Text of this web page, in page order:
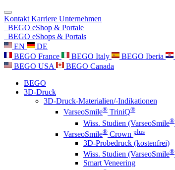
Kontakt Karriere Unternehmen
BEGO eShop & Portale
BEGO eShops & Portals
EN
DE
BEGO France
BEGO Italy BEGO Iberia
BEGO USA
BEGO Canada
BEGO
3D-Druck
3D-Druck-Materialien/-Indikationen
VarseoSmile® TriniQ®
Wiss. Studien (VarseoSmile®
VarseoSmile® Crown plus
3D-Probedruck (kostenfrei)
Wiss. Studien (VarseoSmile®
Smart Veneering